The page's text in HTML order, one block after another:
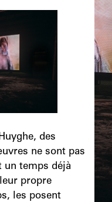
des
ne sont pas
un temps déjà
propre
les posent